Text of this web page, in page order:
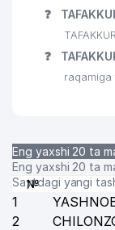
28
29
32
33
❓
❓
raqamiga
Eng yaxshi 20 ta
Eng yaxshi 20 ta
Saytdagi yangi
№
1
2